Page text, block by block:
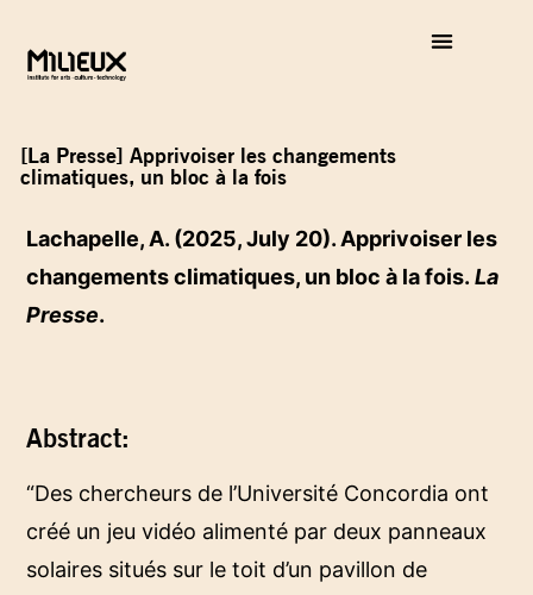
[La Presse] Apprivoiser les changements
climatiques, un bloc à la fois
Lachapelle, A. (2025, July 20). Apprivoiser les
changements climatiques, un bloc à la fois.La
Presse.
Abstract:
“Des chercheurs de l’Université Concordia ont
créé un jeu vidéo alimenté par deux panneaux
solaires situés sur le toit d’un pavillon de